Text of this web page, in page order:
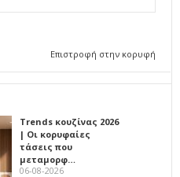
Επιστροφή στην κορυφή
Trends κουζίνας 2026
| Οι κορυφαίες
τάσεις που
μεταμορφ…
06-08-2026